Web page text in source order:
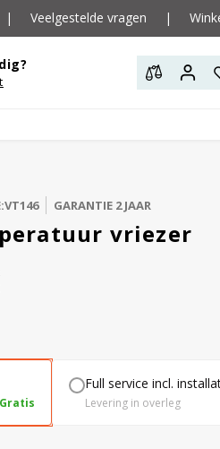
| Veelgestelde vragen |
GARANTIE 2 JAAR
vriezer
Gratis
Full service incl.
Levering in overleg